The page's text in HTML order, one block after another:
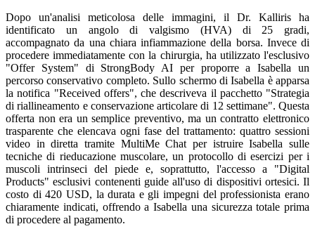
Dopo un'analisi meticolosa delle immagini, il Dr. Kalliris ha
identificato un angolo di valgismo (HVA) di 25 gradi,
accompagnato da una chiara infiammazione della borsa. Invece di
procedere immediatamente con la chirurgia, ha utilizzato l'esclusivo
"Offer System" di StrongBody AI per proporre a Isabella un
percorso conservativo completo. Sullo schermo di Isabella è apparsa
la notifica "Received offers", che descriveva il pacchetto "Strategia
di riallineamento e conservazione articolare di 12 settimane". Questa
offerta non era un semplice preventivo, ma un contratto elettronico
trasparente che elencava ogni fase del trattamento: quattro sessioni
video in diretta tramite MultiMe Chat per istruire Isabella sulle
tecniche di rieducazione muscolare, un protocollo di esercizi per i
muscoli intrinseci del piede e, soprattutto, l'accesso a "Digital
Products" esclusivi contenenti guide all'uso di dispositivi ortesici. Il
costo di 420 USD, la durata e gli impegni del professionista erano
chiaramente indicati, offrendo a Isabella una sicurezza totale prima
di procedere al pagamento.